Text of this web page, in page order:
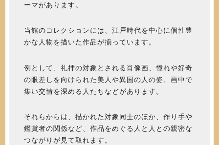
ーマがあります。
当館のコレクションには、江戸時代を中心に個性豊
かな人物を描いた作品が揃っています。
例として、礼拝の対象とされる肖像画、憧れや好奇
の眼差しを向けられた美人や異国の人の姿、画中で
集い交情を深める人たちなどがあります。
それらからは、描かれた対象同士のほか、作り手や
鑑賞者の関係など、作品をめぐる人と人との親密な
つながりが見て取れます。